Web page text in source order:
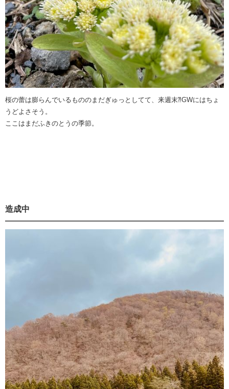
桜の蕾は膨らんでいるもののまだぎゅっとしてて、来週末⁈GWにはちょ
うどよさそう。
ここはまだふきのとうの季節。
造成中